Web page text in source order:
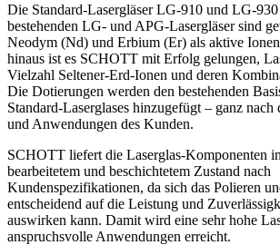
Die Standard-Lasergläser LG-910 und LG-
bestehenden LG- und APG-Lasergläser sind
Neodym (Nd) und Erbium (Er) als aktive
hinaus ist es SCHOTT mit Erfolg gelungen,
Vielzahl Seltener-Erd-Ionen und deren
Die Dotierungen werden den bestehenden
Standard-Laserglases hinzugefügt – ganz nach
und Anwendungen des Kunden.
SCHOTT liefert die Laserglas-Komponenten
bearbeitetem und beschichtetem Zustand nach
Kundenspezifikationen, da sich das Polieren
entscheidend auf die Leistung und
auswirken kann. Damit wird eine sehr hohe
anspruchsvolle Anwendungen erreicht.